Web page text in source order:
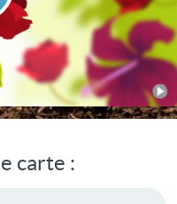
carte :